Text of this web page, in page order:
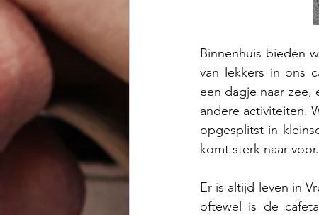
Binnenhuis bieden
van lekkers in ons
een dagje naar
andere activiteiten.
opgesplitst in
komt sterk naar
Er is altijd leven in
oftewel is de